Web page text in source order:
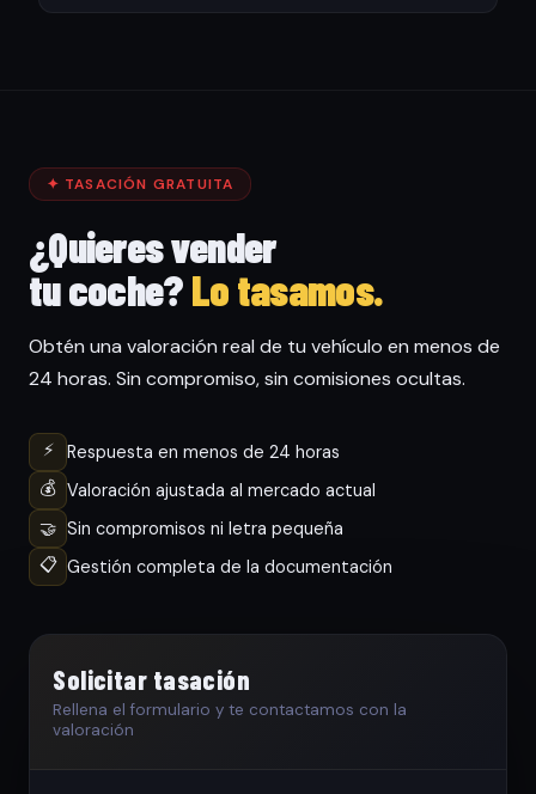
✦ TASACIÓN GRATUITA
¿Quieres vender
tu coche?Lo tasamos.
Obtén una valoración real de tu vehículo en menos de
24 horas. Sin compromiso, sin comisiones ocultas.
⚡
Respuesta en menos de 24 horas
💰 Valoración ajustada al mercado actual
🤝 Sin compromisos ni letra pequeña
📋 Gestión completa de la documentación
Solicitar tasación
Rellena el formulario y te contactamos con la
valoración